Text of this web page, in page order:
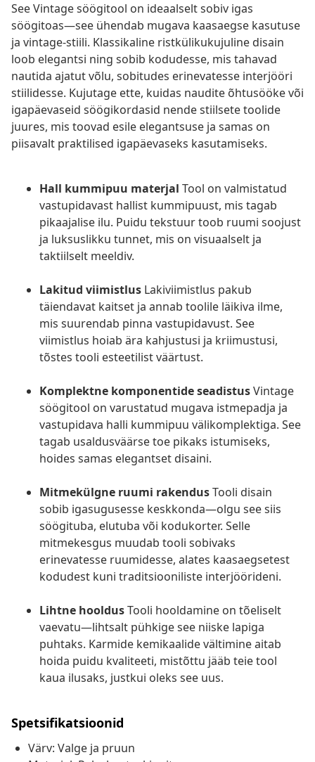
See Vintage söögitool on ideaalselt sobiv igas
söögitoas—see ühendab mugava kaasaegse kasutuse
ja vintage-stiili. Klassikaline ristkülikukujuline disain
loob elegantsi ning sobib kodudesse, mis tahavad
nautida ajatut võlu, sobitudes erinevatesse interjööri
stiilidesse. Kujutage ette, kuidas naudite õhtusööke või
igapäevaseid söögikordasid nende stiilsete toolide
juures, mis toovad esile elegantsuse ja samas on
piisavalt praktilised igapäevaseks kasutamiseks.
Hall kummipuu materjal Tool on valmistatud
vastupidavast hallist kummipuust, mis tagab
pikaajalise ilu. Puidu tekstuur toob ruumi soojust
ja luksuslikku tunnet, mis on visuaalselt ja
taktiilselt meeldiv.
Lakitud viimistlus Lakiviimistlus pakub
täiendavat kaitset ja annab toolile läikiva ilme,
mis suurendab pinna vastupidavust. See
viimistlus hoiab ära kahjustusi ja kriimustusi,
tõstes tooli esteetilist väärtust.
Komplektne komponentide seadistusVintage
söögitool on varustatud mugava istmepadja ja
vastupidava halli kummipuu välikomplektiga. See
tagab usaldusväärse toe pikaks istumiseks,
hoides samas elegantset disaini.
Mitmekülgne ruumi rakendusTooli disain
sobib igasugusesse keskkonda—olgu see siis
söögituba, elutuba või kodukorter. Selle
mitmekesgus muudab tooli sobivaks
erinevatesse ruumidesse, alates kaasaegsetest
kodudest kuni traditsiooniliste interjöörideni.
Lihtne hooldusTooli hooldamine on tõeliselt
vaevatu—lihtsalt pühkige see niiske lapiga
puhtaks. Karmide kemikaalide vältimine aitab
hoida puidu kvaliteeti, mistõttu jääb teie tool
kaua ilusaks, justkui oleks see uus.
Spetsifikatsioonid
Värv: Valge ja pruun